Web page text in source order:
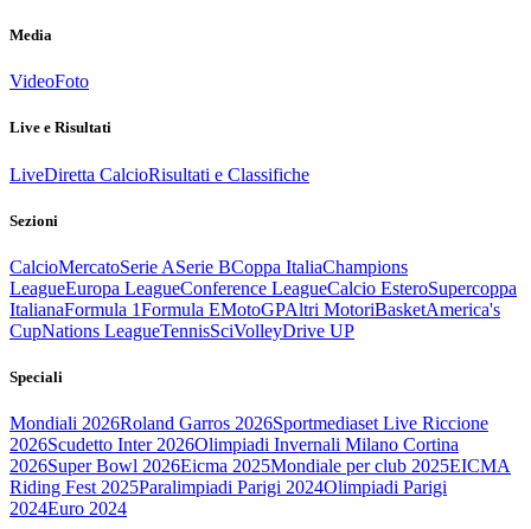
Media
VideoFoto
Live e Risultati
LiveDiretta CalcioRisultati e Classifiche
Sezioni
CalcioMercatoSerie ASerie BCoppa ItaliaChampions
LeagueEuropa LeagueConference LeagueCalcio EsteroSupercoppa
ItalianaFormula 1Formula EMotoGPAltri MotoriBasketAmerica's
CupNations LeagueTennisSciVolleyDrive UP
Speciali
Mondiali 2026Roland Garros 2026Sportmediaset Live Riccione
2026Scudetto Inter 2026Olimpiadi Invernali Milano Cortina
2026Super Bowl 2026Eicma 2025Mondiale per club 2025EICMA
Riding Fest 2025Paralimpiadi Parigi 2024Olimpiadi Parigi
2024Euro 2024